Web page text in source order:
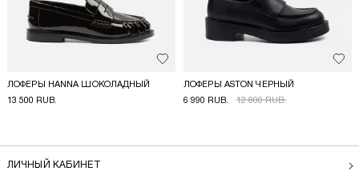
Добавить в избранное
ЛОФЕРЫ HANNA ШОКОЛАДНЫЙ
13 500 RUB.
ЛОФЕРЫ ASTON ЧЕРНЫЙ
6 990 RUB.
12 800 RUB.
ЛИЧНЫЙ КАБИНЕТ